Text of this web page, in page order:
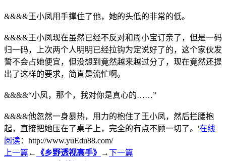
&&&&王小凤用手撑住了他，她的头低的非常的低。
&&&&王小凤现在虽然已经不反对和周小宝订亲了，但是一码
归一码，上次两个人明明已经拉钩为定说好了的，这个家伙发
誓不会占她便宜，但没想到竟然越来越过分了，现在竟然还提
出了这样的要求，简直是流忙啊。
&&&&“小凤，那个，我对你是真心的……”
&&&&他忽然一身暴热，用力的枹住了王小凤，然后拦腰枹
起，直接把她压在了桌子上，完全的有点不顾一切了。'在线
阅读：http://www.yuEdu88.com/
上一篇 ← 《乡野透视高手》 →下一篇